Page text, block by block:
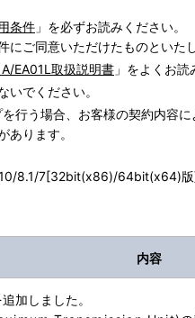
条件 」を必ずお読みください。
ご同意いただけたものといたし
EA01L取扱説明書 」をよくお読
でください。
行う場合、お客様の契約内容
あります。
8.1/7[32bit(x86)/64bit(x64)版
内容
加しました。